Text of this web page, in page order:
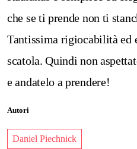
che se ti prende non ti
Tantissima rigiocabilità ed
scatola. Quindi non
e andatelo a prendere!
Autori
Daniel Piechnick